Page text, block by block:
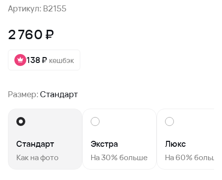
Артикул: B2155
2 760 ₽
138 ₽ кешбэк
Размер:Стандарт
Стандарт
Как на фото
Экстра
На 30% больше
Люкс
На 60% больше